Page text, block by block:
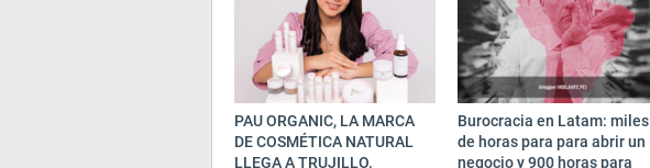
PAU ORGANIC, LA MARCA
DE COSMÉTICA NATURAL
LLEGA A TRUJILLO.
Burocracia en Latam: miles
de horas para para abrir un
negocio y 900 horas para